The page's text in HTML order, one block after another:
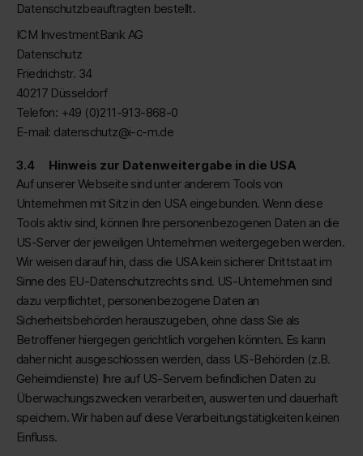
Datenschutzbeauftragten bestellt.
ICM InvestmentBank AG
Datenschutz
Friedrichstr. 34
40217 Düsseldorf
Telefon: +49 (0)211-913-868-0
E-mail: datenschutz@i-c-m.de
Hinweis zur Datenweitergabe in die USA
Auf unserer Webseite sind unter anderem Tools von
Unternehmen mit Sitz in den USA eingebunden. Wenn diese
Tools aktiv sind, können Ihre personenbezogenen Daten an die
US-Server der jeweiligen Unternehmen weitergegeben werden.
Wir weisen darauf hin, dass die USA kein sicherer Drittstaat im
Sinne des EU-Datenschutzrechts sind. US-Unternehmen sind
dazu verpflichtet, personenbezogene Daten an
Sicherheitsbehörden herauszugeben, ohne dass Sie als
Betroffener hiergegen gerichtlich vorgehen könnten. Es kann
daher nicht ausgeschlossen werden, dass US-Behörden (z.B.
Geheimdienste) Ihre auf US-Servern befindlichen Daten zu
Überwachungszwecken verarbeiten, auswerten und dauerhaft
speichern. Wir haben auf diese Verarbeitungstätigkeiten keinen
Einfluss.